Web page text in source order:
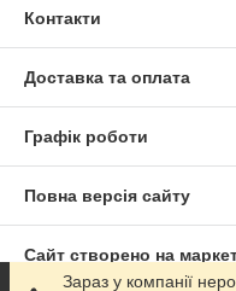
Контакти
Доставка та оплата
Графік роботи
Повна версія сайту
Сайт створено на
Зараз у компанії